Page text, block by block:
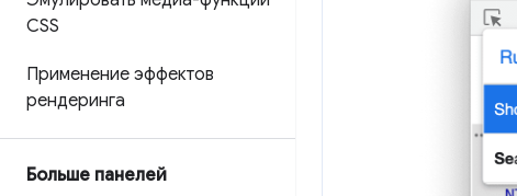
CSS
Применение эффектов
рендеринга
Больше панелей